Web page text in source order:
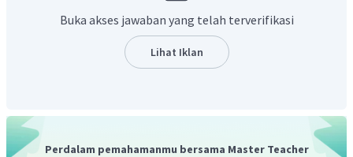
Buka akses jawaban yang telah terverifikasi
Lihat Iklan
Perdalam pemahamanmu bersama Master Teacher